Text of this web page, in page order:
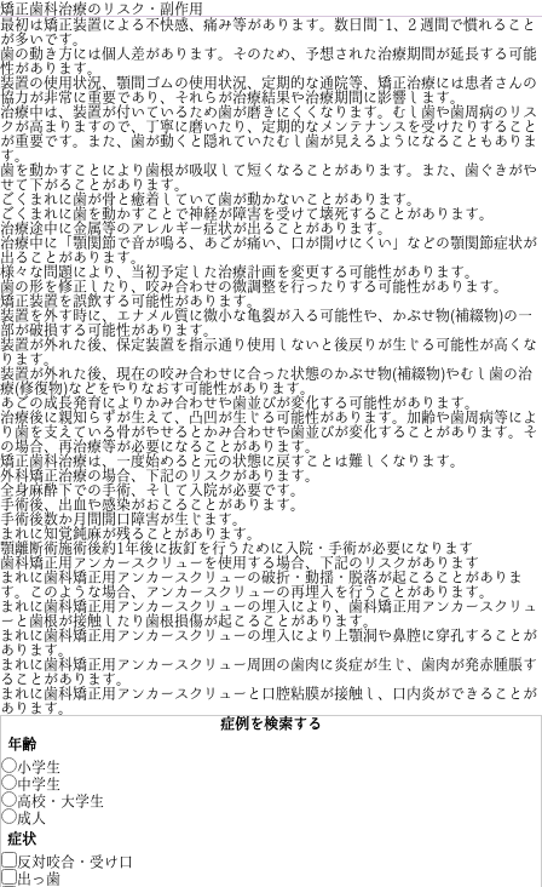
矯正歯科治療のリスク・副作用
最初は矯正装置による不快感、痛み等があります。数日間~1、2 週間で慣れること
が多いです。
歯の動き方には個人差があります。そのため、予想された治療期間が延長する可能
性があります。
装置の使用状況、顎間ゴムの使用状況、定期的な通院等、矯正治療には患者さんの
協力が非常に重要であり、それらが治療結果や治療期間に影響します。
治療中は、装置が付いているため歯が磨きにくくなります。むし歯や歯周病のリス
クが高まりますので、丁寧に磨いたり、定期的なメンテナンスを受けたりすること
が重要です。また、歯が動くと隠れていたむし歯が見えるようになることもありま
す。
歯を動かすことにより歯根が吸収して短くなることがあります。また、歯ぐきがや
せて下がることがあります。
ごくまれに歯が骨と癒着していて歯が動かないことがあります。
ごくまれに歯を動かすことで神経が障害を受けて壊死することがあります。
治療途中に金属等のアレルギー症状が出ることがあります。
治療中に「顎関節で音が鳴る、あごが痛い、口が開けにくい」などの顎関節症状が
出ることがあります。
様々な問題により、当初予定した治療計画を変更する可能性があります。
歯の形を修正したり、咬み合わせの微調整を行ったりする可能性があります。
矯正装置を誤飲する可能性があります。
装置を外す時に、エナメル質に微小な亀裂が入る可能性や、かぶせ物(補綴物)の一
部が破損する可能性があります。
装置が外れた後、保定装置を指示通り使用しないと後戻りが生じる可能性が高くな
ります。
装置が外れた後、現在の咬み合わせに合った状態のかぶせ物(補綴物)やむし歯の治
療(修復物)などをやりなおす可能性があります。
あごの成長発育によりかみ合わせや歯並びが変化する可能性があります。
治療後に親知らずが生えて、凸凹が生じる可能性があります。加齢や歯周病等によ
り歯を支えている骨がやせるとかみ合わせや歯並びが変化することがあります。そ
の場合、再治療等が必要になることがあります。
矯正歯科治療は、一度始めると元の状態に戻すことは難しくなります。
外科矯正治療の場合、下記のリスクがあります。
全身麻酔下での手術、そして入院が必要です。
手術後、出血や感染がおこることがあります。
手術後数か月間開口障害が生じます。
まれに知覚鈍麻が残ることがあります。
顎離断術施術後約1年後に抜釘を行うために入院・手術が必要になります
歯科矯正用アンカースクリューを使用する場合、下記のリスクがあります
まれに歯科矯正用アンカースクリューの破折・動揺・脱落が起こることがありま
す。このような場合、アンカースクリューの再埋入を行うことがあります。
まれに歯科矯正用アンカースクリューの埋入により、歯科矯正用アンカースクリュ
ーと歯根が接触したり歯根損傷が起こることがあります。
まれに歯科矯正用アンカースクリューの埋入により上顎洞や鼻腔に穿孔することが
あります。
まれに歯科矯正用アンカースクリュー周囲の歯肉に炎症が生じ、歯肉が発赤腫脹す
ることがあります。
まれに歯科矯正用アンカースクリューと口腔粘膜が接触し、口内炎ができることが
あります。
症例を検索する
年齢
小学生
中学生
高校・大学生
成人
症状
反対咬合・受け口
出っ歯